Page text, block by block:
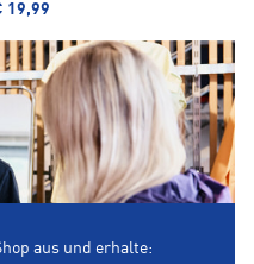
19,99
aus und erhalte: